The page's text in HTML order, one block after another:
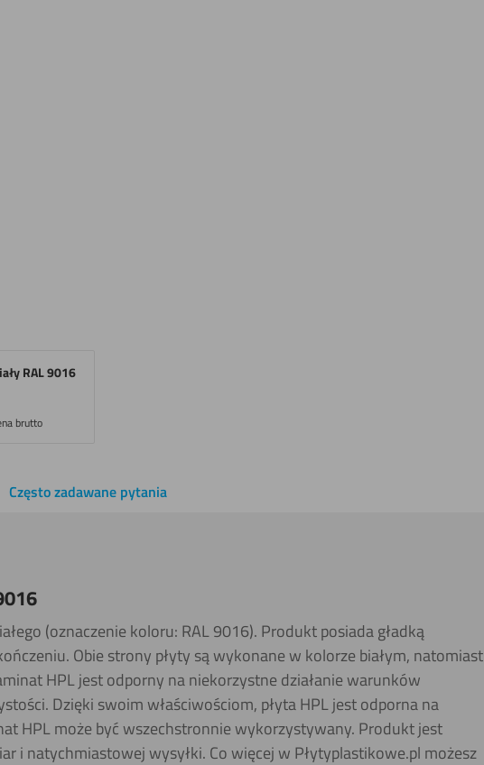
RAL 9016
brutto
Często zadawane pytania
(oznaczenie koloru: RAL 9016). Produkt posiada gładką
Obie strony płyty są wykonane w kolorze białym, natomiast
HPL jest odporny na niekorzystne działanie warunków
Dzięki swoim właściwościom, płyta HPL jest odporna na
HPL może być wszechstronnie wykorzystywany. Produkt jest
i natychmiastowej wysyłki. Co więcej w Płytyplastikowe.pl możesz